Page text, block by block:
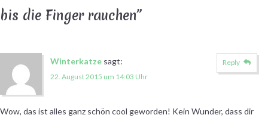
bis die Finger rauchen”
Winterkatze sagt:
22. August 2015 um 14:03 Uhr
Wow, das ist alles ganz schön cool geworden! Kein Wunder, dass dir
Reply